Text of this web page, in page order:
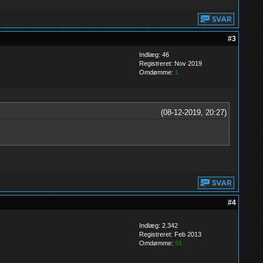
#3
Indlæg: 46
Registreret: Nov 2019
Omdømme: 1
(08-12-2019, 20:27)
#4
Indlæg: 2.342
Registreret: Feb 2013
Omdømme: 51